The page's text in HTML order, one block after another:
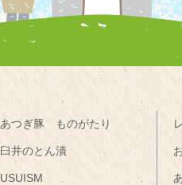
あつぎ豚 ものがたり
臼井のとん漬
USUISM